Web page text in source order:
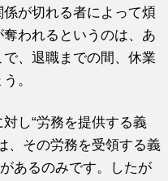
が切れる者によって煩
われるというのは、あ
、退職までの間、休業
。
し“労務を提供する義
、その労務を受領する義
あるのみです。したが